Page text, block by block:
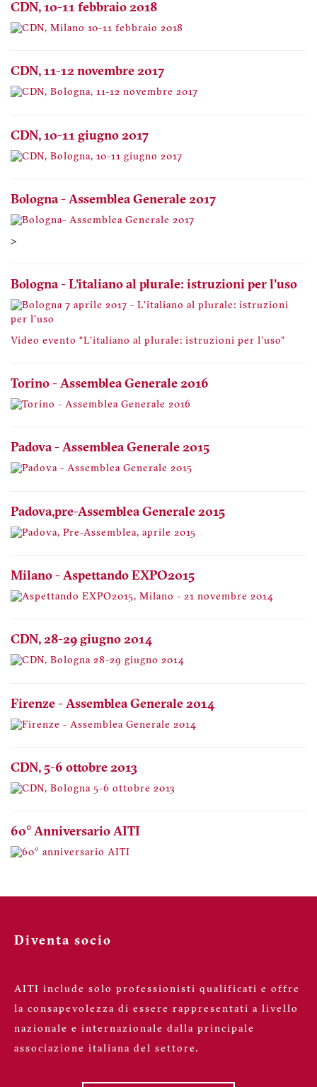
CDN, 10-11 febbraio 2018
CDN, 11-12 novembre 2017
CDN, 10-11 giugno 2017
Bologna - Assemblea Generale 2017
>
Bologna - L'italiano al plurale: istruzioni per l'uso
Video evento “L'italiano al plurale: istruzioni per l'uso"
Torino - Assemblea Generale 2016
Padova - Assemblea Generale 2015
Padova, pre-Assemblea Generale 2015
Milano - Aspettando EXPO2015
CDN, 28-29 giugno 2014
Firenze - Assemblea Generale 2014
CDN, 5-6 ottobre 2013
60° Anniversario AITI
Diventa socio
AITI include solo professionisti qualificati e offre
la consapevolezza di essere rappresentati a livello
nazionale e internazionale dalla principale
associazione italiana del settore.